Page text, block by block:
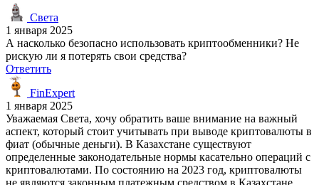
Света
1 января 2025
А насколько безопасно использовать криптообменники? Не
рискую ли я потерять свои средства?
Ответить
FinExpert
1 января 2025
Уважаемая Света, хочу обратить ваше внимание на важный
аспект, который стоит учитывать при выводе криптовалюты в
фиат (обычные деньги). В Казахстане существуют
определенные законодательные нормы касательно операций с
криптовалютами. По состоянию на 2023 год, криптовалюты
не являются законным платежным средством в Казахстане.